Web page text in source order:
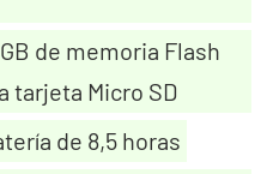
de memoria Flash
tarjeta Micro SD
de 8,5 horas